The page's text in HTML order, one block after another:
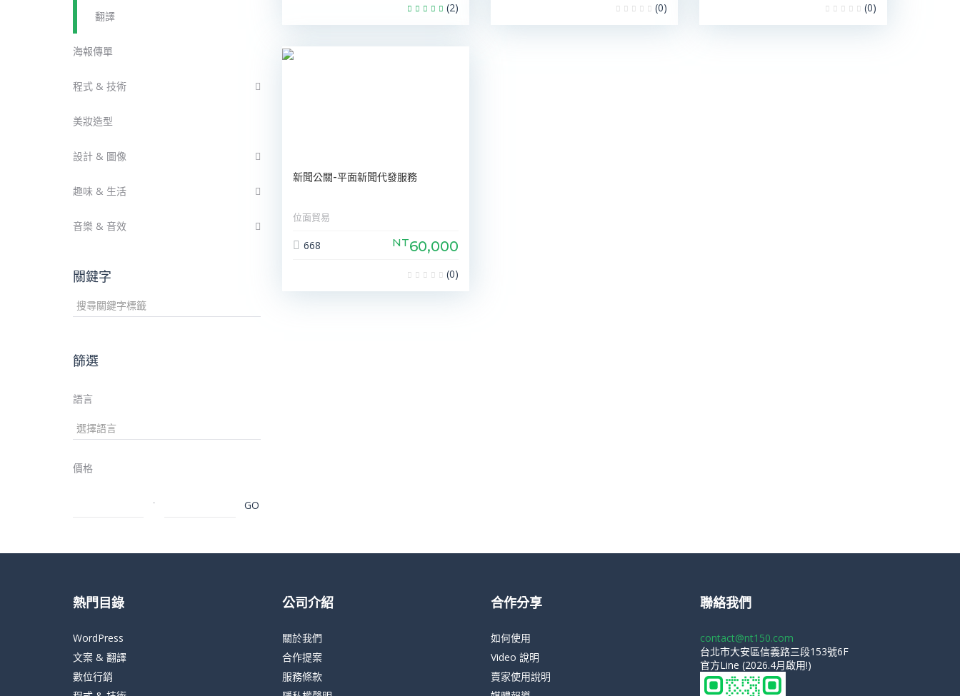
翻譯
海報傳單
程式 & 技術
美妝造型
設計 & 圖像
趣味 & 生活
音樂 & 音效
關鍵字
篩選
語言
價格
- GO
(2) (0) (0)
新聞公關-平面新聞代發服務
位面貿易
668 NT60,000
(0)
熱門目錄
WordPress
文案 & 翻譯
數位行銷
公司介紹
關於我們
合作提案
服務條款
合作分享
如何使用
Video 說明
賣家使用說明
聯絡我們
contact@nt150.com
台北市大安區信義路三段153號6F
官方Line (2026.4月啟用!)